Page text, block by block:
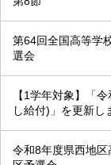
第64回全国高等学
選会
【1学年対象】「
し給付)」を更新し
令和8年度県西地